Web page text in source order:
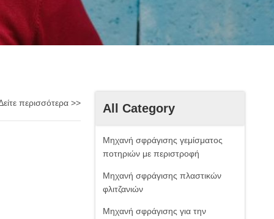
All Category
Μηχανή σφράγισης γεμίσματος
ποτηριών με περιστροφή
Μηχανή σφράγισης πλαστικών
φλιτζανιών
Μηχανή σφράγισης για την
περισσότερα >>